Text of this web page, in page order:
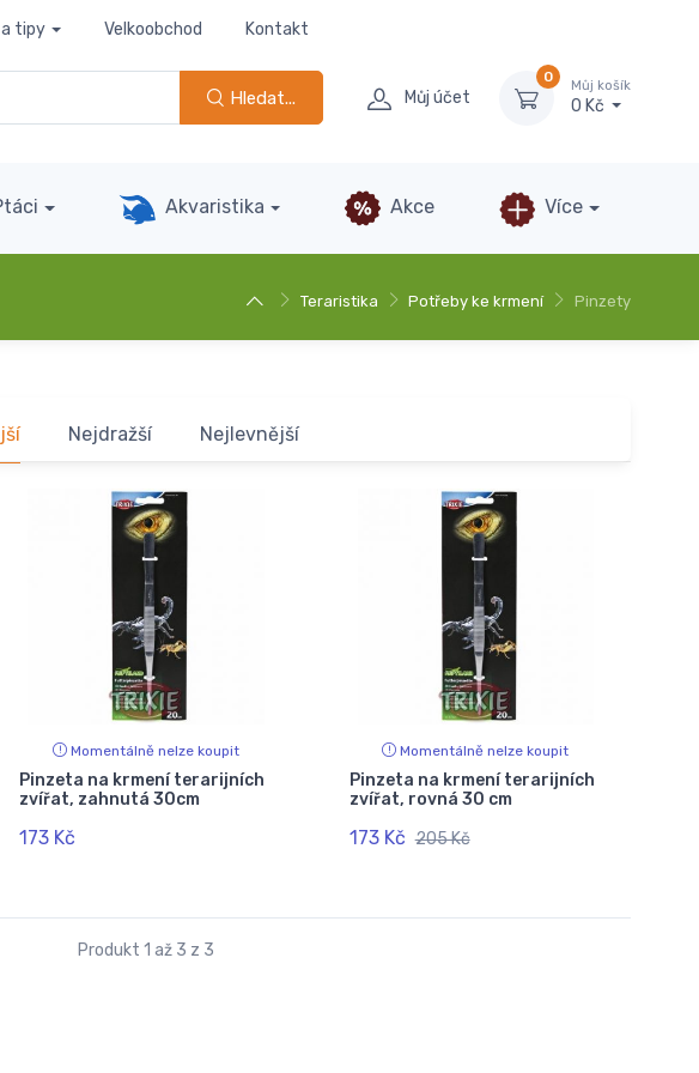
a tipy Velkoobchod Kontakt
Hledat... Můj účet
0
Můj košík
0 Kč
Akvaristika Akce Více
Teraristika Potřeby ke krmení Pinzety
Nejdražší Nejlevnější
Momentálně nelze koupit
Pinzeta na krmení terarijních
zvířat, zahnutá 30cm
173 Kč
Momentálně nelze koupit
Pinzeta na krmení terarijních
zvířat, rovná 30 cm
173 Kč 205 Kč
Produkt 1 až 3 z 3